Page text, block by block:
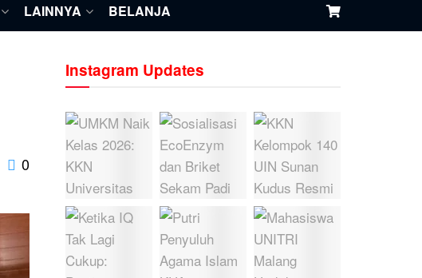
LAINNYA BELANJA
0
Instagram Updates